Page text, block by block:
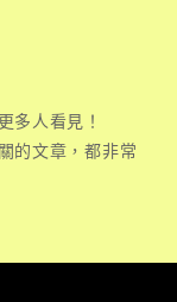
多人看見！
的文章，都非常